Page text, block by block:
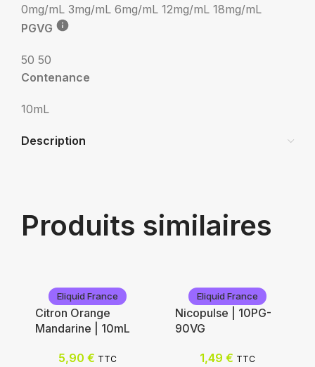
0mg/mL 3mg/mL 6mg/mL 12mg/mL 18mg/mL
PGVG
50 50
Contenance
10mL
Description
Produits similaires
Eliquid France
Citron Orange
Mandarine | 10mL
5,90 € TTC
Eliquid France
Nicopulse | 10PG-
90VG
1,49 € TTC